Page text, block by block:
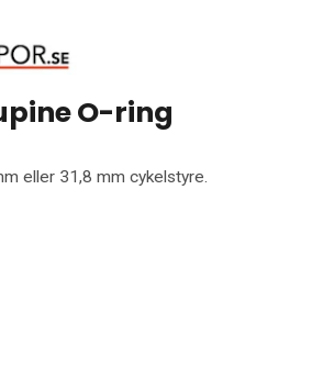
O-ring
eller 31,8 mm cykelstyre.